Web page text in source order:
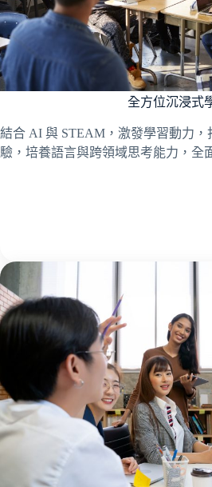
全方位沉浸式
結合 AI 與 STEAM，激發學習動力
驗，培養語言與跨領域思考能力，全